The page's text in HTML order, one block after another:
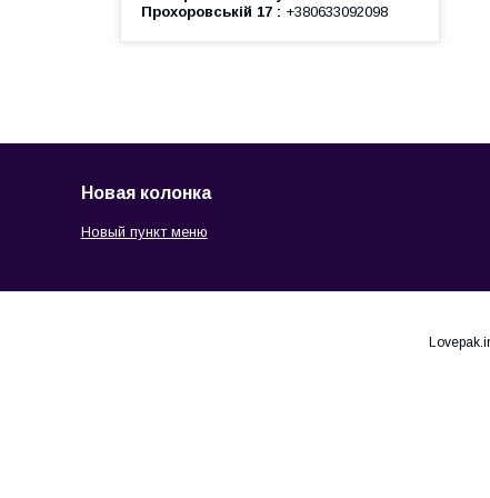
Прохоровській 17
+380633092098
Новая колонка
Новый пункт меню